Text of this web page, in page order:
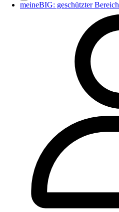
meineBIG: geschützter Bereich